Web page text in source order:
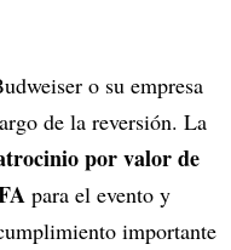
o su empresa
de la reversión. La
por valor de
para el evento y
importante